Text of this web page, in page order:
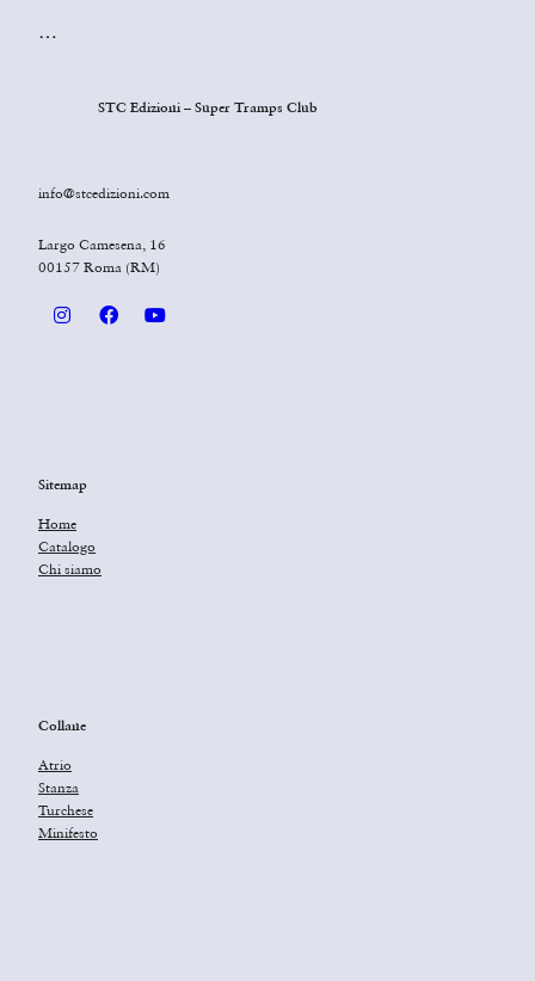
…
STC Edizioni – Super Tramps Club
info@stcedizioni.com
Largo Camesena, 16
00157 Roma (RM)
Sitemap
Home
Catalogo
Chi siamo
Collane
Atrio
Stanza
Turchese
Minifesto